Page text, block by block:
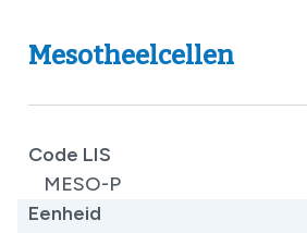
Mesotheelcellen
Code LIS
MESO-P
Eenheid